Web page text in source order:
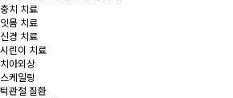
충치 치료
잇몸 치료
신경 치료
시린이 치료
치아외상
스케일링
턱관절 질환